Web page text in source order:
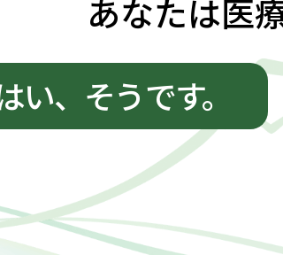
医学部循環器内科 特任教授